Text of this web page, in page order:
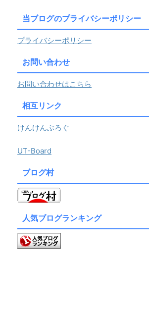
当ブログのプライバシーポリシー
プライバシーポリシー
お問い合わせ
お問い合わせはこちら
相互リンク
けんけんぶろぐ
UT-Board
ブログ村
人気ブログランキング